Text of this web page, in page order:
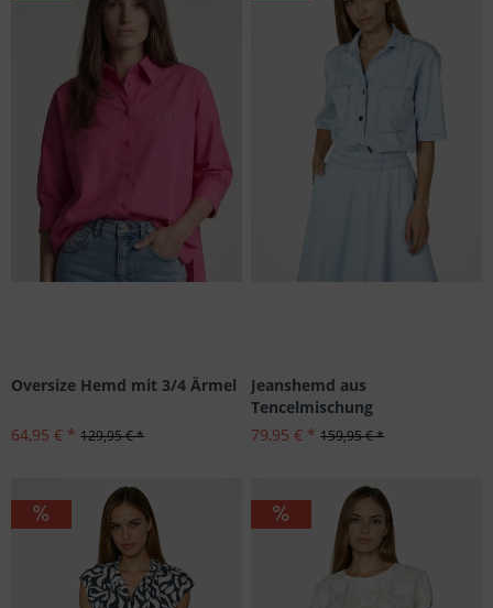
Oversize Hemd mit 3/4 Ärmel
64,95 € * 129,95 € *
Jeanshemd aus
Tencelmischung
79,95 € * 159,95 € *